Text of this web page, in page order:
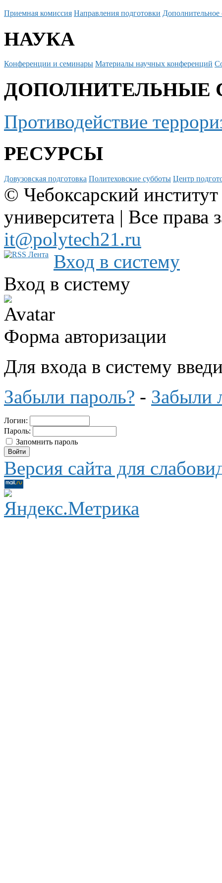
Приемная комиссия Направления подготовки Дополнительное
НАУКА
Конференции и семинары Материалы научных конференций
ДОПОЛНИТЕЛЬНЫЕ
Противодействие
РЕСУРСЫ
Довузовская подготовка Политеховские субботы Центр
© Чебоксарский
университета | Все
it@polytech21.ru
Вход в систему
Вход в систему
Форма авторизации
Для входа в систему
Забыли пароль? - Забыли
Логин:
Пароль:
Запомнить пароль
Версия сайта для